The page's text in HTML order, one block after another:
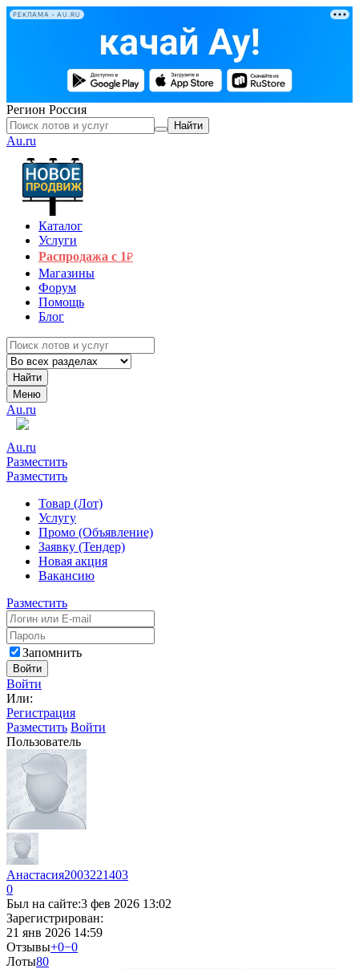
РЕКЛАМА • AU.RU
Регион Россия
Найти
Au.ru
Каталог
Услуги
Распродажа с 1₽
Магазины
Форум
Помощь
Блог
Найти
Меню
Au.ru
Au.ru
Разместить
Разместить
Товар (Лот)
Услугу
Промо (Объявление)
Заявку (Тендер)
Новая акция
Вакансию
Разместить
Запомнить
Войти
Войти
Или:
Регистрация
Разместить Войти
Пользователь
Анастасия2003221403
0
Был на сайте:3 фев 2026 13:02
Зарегистрирован:
21 янв 2026 14:59
Отзывы+0−0
Лоты80